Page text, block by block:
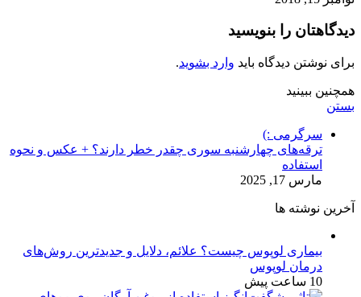
دیدگاهتان را بنویسید
برای نوشتن دیدگاه باید وارد بشوید.
همچنین ببینید
بستن
سرگرمی :)
ترقه‌های چهارشنبه سوری چقدر خطر دارند؟ + عکس و نحوه
استفاده
مارس 17, 2025
آخرین نوشته ها
بیماری لوپوس چیست؟ علائم، دلایل و جدیدترین روش‌های
درمان لوپوس
10 ساعت پیش